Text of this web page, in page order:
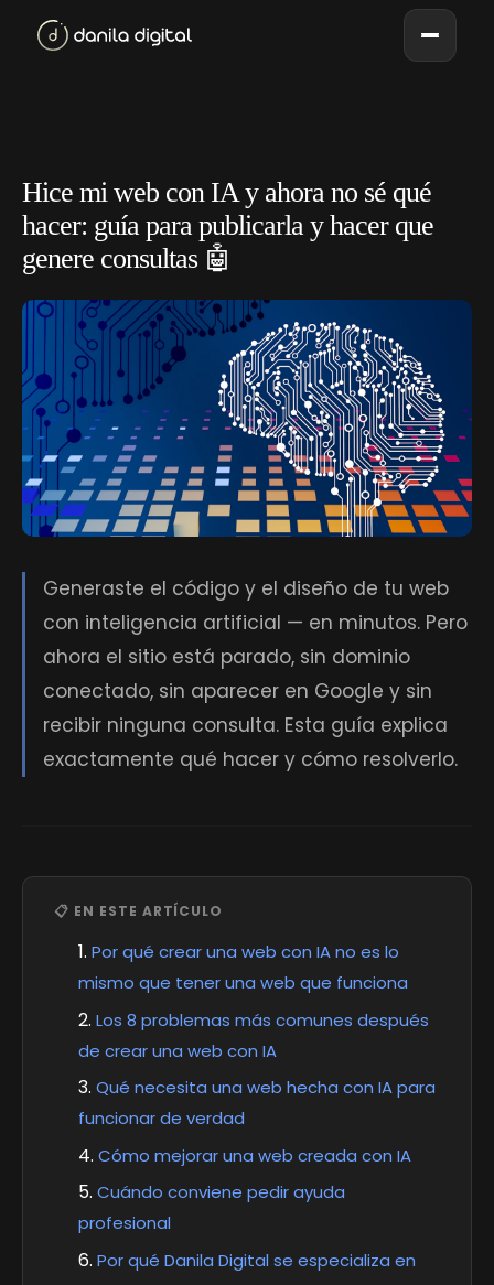
Hice mi web con IA y ahora no sé qué
hacer: guía para publicarla y hacer que
genere consultas 🤖
Generaste el código y el diseño de tu web
con inteligencia artificial — en minutos. Pero
ahora el sitio está parado, sin dominio
conectado, sin aparecer en Google y sin
recibir ninguna consulta. Esta guía explica
exactamente qué hacer y cómo resolverlo.
📋 EN ESTE ARTÍCULO
Por qué crear una web con IA no es lo
mismo que tener una web que funciona
Los 8 problemas más comunes después
de crear una web con IA
Qué necesita una web hecha con IA para
funcionar de verdad
Cómo mejorar una web creada con IA
Cuándo conviene pedir ayuda
profesional
Por qué Danila Digital se especializa en